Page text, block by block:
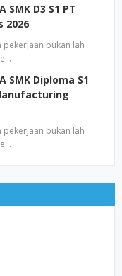
SMK D3 S1 PT
2026
pekerjaan bukan lah
SMK Diploma S1
pekerjaan bukan lah